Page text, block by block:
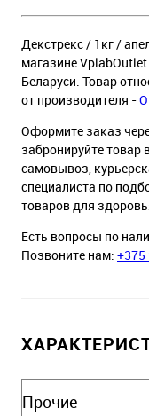
Декстрекс / 1кг /
магазине
Беларуси. Товар
от производителя -
Оформите заказ
забронируйте товар
самовывоз,
специалиста по
товаров для
Есть вопросы по
Позвоните нам:
Прочие